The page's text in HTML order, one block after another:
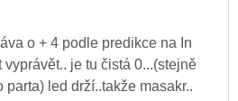
o + 4 podle predikce na In
je tu čistá 0...(stejně
led drží..takže masakr..